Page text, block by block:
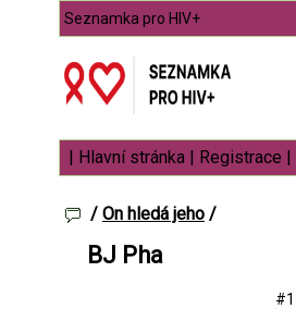
Seznamka pro HIV+
| Hlavní stránka | Registrace |
/ On hledá jeho /
BJ Pha
#1